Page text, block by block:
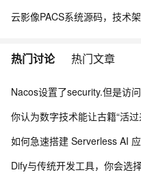
云影像PACS系统源码，技术
热门讨论 热门文章
你认为数字技术能让古籍“活过
如何急速搭建 Serverless AI
Dify与传统开发工具，你会选